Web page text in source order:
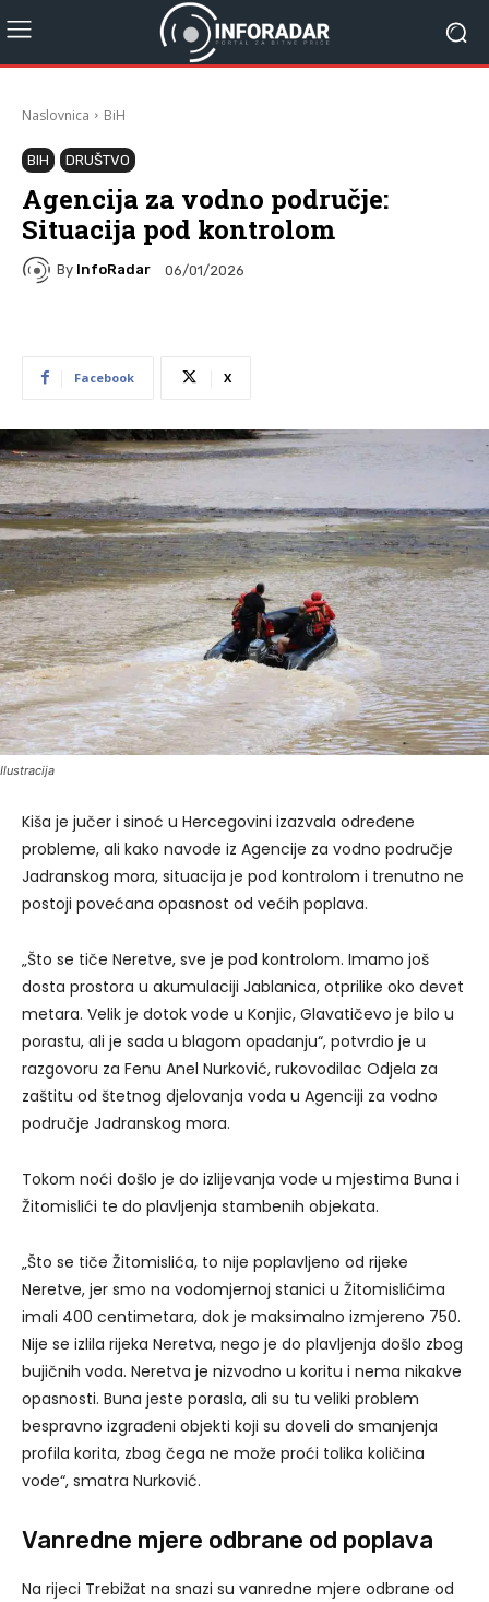
Naslovnica BiH
BIH DRUŠTVO
Agencija za vodno područje:
Situacija pod kontrolom
By InfoRadar 06/01/2026
Facebook X
Ilustracija
Kiša je jučer i sinoć u Hercegovini izazvala određene
probleme, ali kako navode iz Agencije za vodno područje
Jadranskog mora, situacija je pod kontrolom i trenutno ne
postoji povećana opasnost od većih poplava.
„Što se tiče Neretve, sve je pod kontrolom. Imamo još
dosta prostora u akumulaciji Jablanica, otprilike oko devet
metara. Velik je dotok vode u Konjic, Glavatičevo je bilo u
porastu, ali je sada u blagom opadanju“, potvrdio je u
razgovoru za Fenu Anel Nurković, rukovodilac Odjela za
zaštitu od štetnog djelovanja voda u Agenciji za vodno
područje Jadranskog mora.
Tokom noći došlo je do izlijevanja vode u mjestima Buna i
Žitomislići te do plavljenja stambenih objekata.
„Što se tiče Žitomislića, to nije poplavljeno od rijeke
Neretve, jer smo na vodomjernoj stanici u Žitomislićima
imali 400 centimetara, dok je maksimalno izmjereno 750.
Nije se izlila rijeka Neretva, nego je do plavljenja došlo zbog
bujičnih voda. Neretva je nizvodno u koritu i nema nikakve
opasnosti. Buna jeste porasla, ali su tu veliki problem
bespravno izgrađeni objekti koji su doveli do smanjenja
profila korita, zbog čega ne može proći tolika količina
vode“, smatra Nurković.
Vanredne mjere odbrane od poplava
Na rijeci Trebižat na snazi su vanredne mjere odbrane od